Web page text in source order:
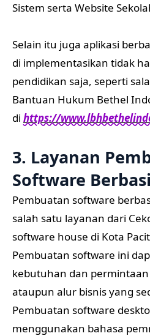
Sistem serta Website
Selain itu juga aplikasi
di implementasikan tidak
pendidikan saja, seperti
Bantuan Hukum Bethel
di https://
3. Layanan
Software
Pembuatan software
salah satu layanan dari
software house di Kota
Pembuatan software ini
kebutuhan dan
ataupun alur bisnis yang
Pembuatan software
menggunakan bahasa